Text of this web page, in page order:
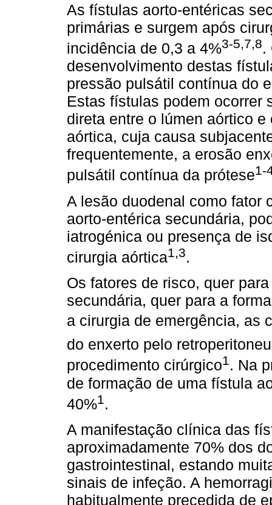
As fístulas aorto-entéricas
primárias e surgem após
incidência de 0,3 a 4%3-5,7,8.
desenvolvimento destas
pressão pulsátil contínua do
Estas fístulas podem ocorrer
direta entre o lúmen aórtico
aórtica, cuja causa
frequentemente, a erosão
pulsátil contínua da prótese1-
A lesão duodenal como fator
aorto-entérica secundária,
iatrogénica ou presença de
cirurgia aórtica1,3.
Os fatores de risco, quer
secundária, quer para a
a cirurgia de emergência, as
do enxerto pelo
procedimento cirúrgico1. Na
de formação de uma fístula
40%1.
A manifestação clínica das
aproximadamente 70% dos
gastrointestinal, estando
sinais de infeção. A
habitualmente precedida de